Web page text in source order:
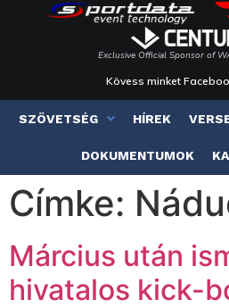
Exclusive Official Sponsor of
Kövess minket
SZÖVETSÉG HÍREK
DOKUMENTUMOK
Címke:
Március után
hivatalos kick-